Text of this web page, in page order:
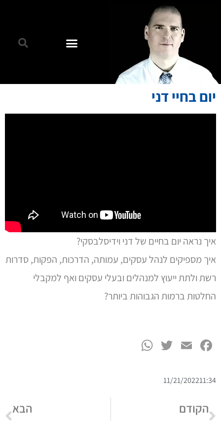
יום בחיי דני
איך נראה יום בחיים של דני וידיסלבסקי?
איך מספיקים לנהל עסקים, עמותה, הדרכות, הפקות, סדרות
רשת ולתת ייעוץ למנהלים ובעלי עסקים ואף למקבלי
החלטות ברמות הגבוהות ביותר?
Facebook
Email
Twitter
11:34
11/21/2022
הקודם הבא